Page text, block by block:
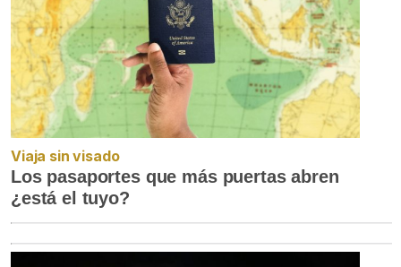
Viaja sin visado
Los pasaportes que más puertas abren
¿está el tuyo?